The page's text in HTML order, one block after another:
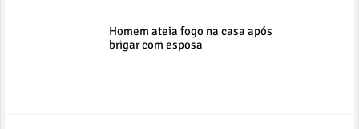
Homem ateia fogo na casa após
brigar com esposa